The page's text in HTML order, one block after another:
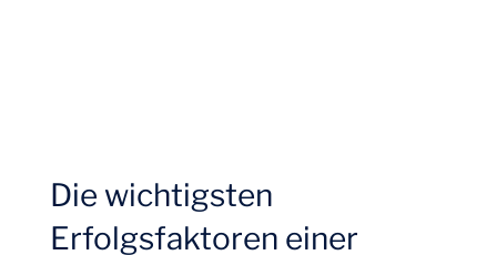
Die wichtigsten
Erfolgsfaktoren einer